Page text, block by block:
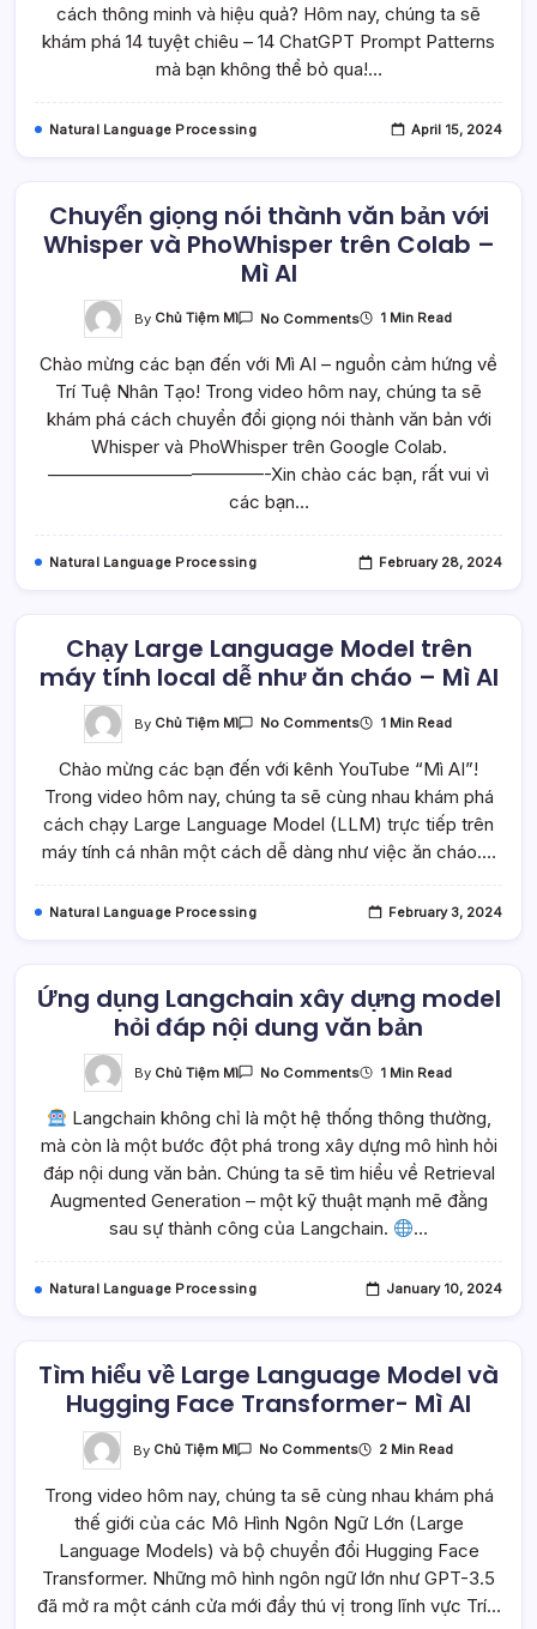
Chiêu
|
14
ChatGPT
cách thông minh và hiệu quả? Hôm nay, chúng ta sẽ
khám phá 14 tuyệt chiêu – 14 ChatGPT Prompt Patterns
mà bạn không thể bỏ qua!…
Natural Language Processing April 15, 2024
Chuyển giọng nói thành văn bản với
Whisper và PhoWhisper trên Colab –
Mì AI
By Chủ Tiệm Mì No CommentsOn
Nói
Văn
Bản
Với
Whisper
Và
PhoWhisper
1 Min Read
Chào mừng các bạn đến với Mì AI – nguồn cảm hứng về
Trí Tuệ Nhân Tạo! Trong video hôm nay, chúng ta sẽ
khám phá cách chuyển đổi giọng nói thành văn bản với
Whisper và PhoWhisper trên Google Colab.
————————————-Xin chào các bạn, rất vui vì
các bạn…
Natural Language Processing February 28, 2024
Chạy Large Language Model trên
máy tính local dễ như ăn cháo – Mì AI
By Chủ Tiệm Mì No CommentsOn
Language
Trên
Máy
Tính
Local
Dễ
Cháo
1 Min Read
Chào mừng các bạn đến với kênh YouTube “Mì AI”!
Trong video hôm nay, chúng ta sẽ cùng nhau khám phá
cách chạy Large Language Model (LLM) trực tiếp trên
máy tính cá nhân một cách dễ dàng như việc ăn cháo.…
Natural Language Processing February 3, 2024
Ứng dụng Langchain xây dựng model
hỏi đáp nội dung văn bản
By Chủ Tiệm Mì No CommentsOn
Langchain
Xây
Dựng
Model
Hỏi
Đáp
Nội
Dung
1 Min Read
Langchain không chỉ là một hệ thống thông thường,
mà còn là một bước đột phá trong xây dựng mô hình hỏi
đáp nội dung văn bản. Chúng ta sẽ tìm hiểu về Retrieval
Augmented Generation – một kỹ thuật mạnh mẽ đằng
sau sự thành công của Langchain.
…
Natural Language Processing January 10, 2024
Tìm hiểu về Large Language Model và
Hugging Face Transformer- Mì AI
By Chủ Tiệm Mì No CommentsOn
Về
Large
Language
Model
Và
Hugging
Face
Transformer-
2 Min Read
Trong video hôm nay, chúng ta sẽ cùng nhau khám phá
thế giới của các Mô Hình Ngôn Ngữ Lớn (Large
Language Models) và bộ chuyển đổi Hugging Face
Transformer. Những mô hình ngôn ngữ lớn như GPT-3.5
đã mở ra một cánh cửa mới đầy thú vị trong lĩnh vực Trí…